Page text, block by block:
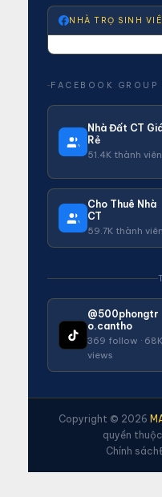
NHÀ TRỌ SINH
FACEBOOK
Nhà Đất CT
Rẻ
51.4K thành viên
Cho Thuê Nhà
CT
59.7K thành viên
@500phongtr
o.cantho
369 follow · 68K
views
Copyright © 2026
quyền
Chính sách